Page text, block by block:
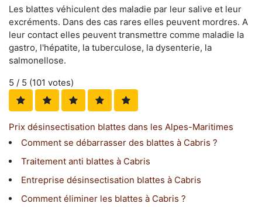
Les blattes véhiculent des maladie par leur salive et leur
excréments. Dans des cas rares elles peuvent mordres. A
leur contact elles peuvent transmettre comme maladie la
gastro, l'hépatite, la tuberculose, la dysenterie, la
salmonellose.
5 / 5 (101 votes)
Prix désinsectisation blattes dans les Alpes-Maritimes
Comment se débarrasser des blattes à Cabris ?
Traitement anti blattes à Cabris
Entreprise désinsectisation blattes à Cabris
Comment éliminer les blattes à Cabris ?